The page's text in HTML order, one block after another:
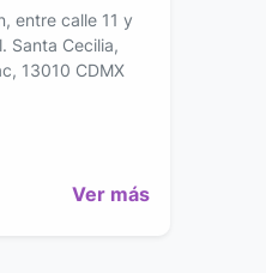
entre calle 11 y
Santa Cecilia,
13010 CDMX
Ver más